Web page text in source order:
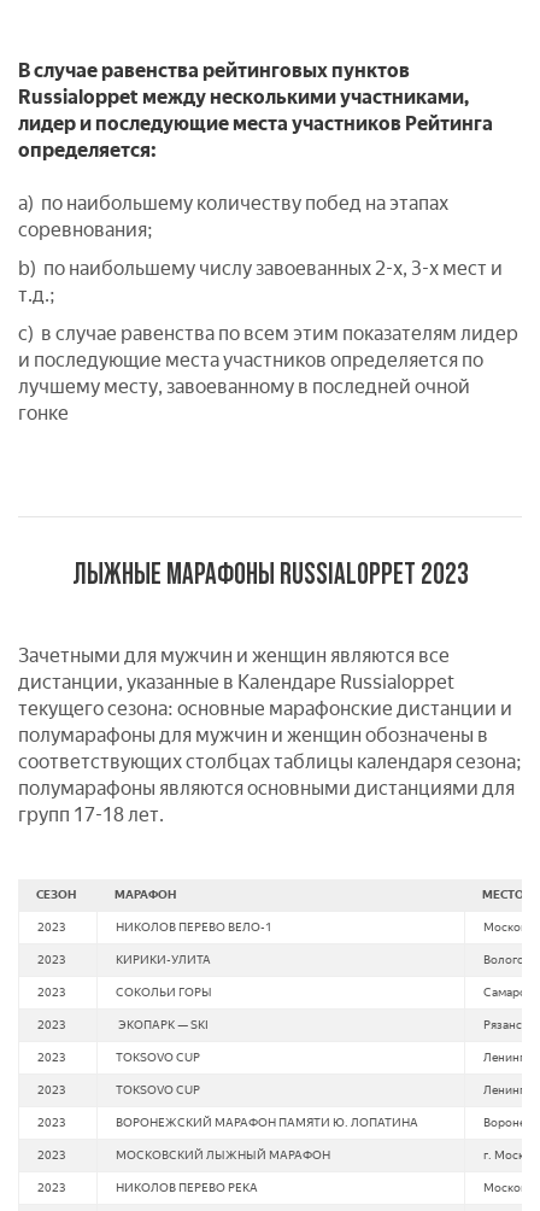
В случае равенства рейтинговых пунктов
Russialoppet между несколькими участниками,
лидер и последующие места участников Рейтинга
определяется:
a) по наибольшему количеству побед на этапах
соревнования;
b) по наибольшему числу завоеванных 2-х, 3-х мест и
т.д.;
c) в случае равенства по всем этим показателям лидер
и последующие места участников определяется по
лучшему месту, завоеванному в последней очной
гонке
ЛЫЖНЫЕ МАРАФОНЫ RUSSIALOPPET 2023
Зачетными для мужчин и женщин являются все
дистанции, указанные в Календаре Russialoppet
текущего сезона: основные марафонские дистанции и
полумарафоны для мужчин и женщин обозначены в
соответствующих столбцах таблицы календаря сезона;
полумарафоны являются основными дистанциями для
групп 17-18 лет.
СЕЗОН МАРАФОН МЕСТО
2023 НИКОЛОВ ПЕРЕВО ВЕЛО-1
2023 КИРИКИ-УЛИТА
2023 СОКОЛЬИ ГОРЫ
2023 ЭКОПАРК — SKI
2023 TOKSOVO CUP
2023 TOKSOVO CUP
2023 ВОРОНЕЖСКИЙ МАРАФОН ПАМЯТИ Ю. ЛОПАТИНА
2023 МОСКОВСКИЙ ЛЫЖНЫЙ МАРАФОН г. Москва
2023 НИКОЛОВ ПЕРЕВО РЕКА